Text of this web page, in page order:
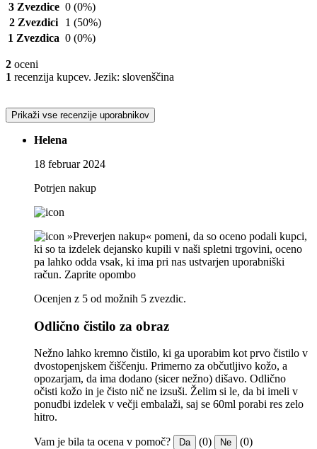
3 Zvezdice 0 (0%)
2 Zvezdici
1 (50%)
1 Zvezdica 0 (0%)
2 oceni
1 recenzija kupcev. Jezik: slovenščina
Prikaži vse recenzije uporabnikov
Helena
18 februar 2024
Potrjen nakup
»Preverjen nakup« pomeni, da so oceno podali kupci,
ki so ta izdelek dejansko kupili v naši spletni trgovini, oceno
pa lahko odda vsak, ki ima pri nas ustvarjen uporabniški
račun. Zaprite opombo
Ocenjen z 5 od možnih 5 zvezdic.
Odlično čistilo za obraz
Nežno lahko kremno čistilo, ki ga uporabim kot prvo čistilo v
dvostopenjskem čiščenju. Primerno za občutljivo kožo, a
opozarjam, da ima dodano (sicer nežno) dišavo. Odlično
očisti kožo in je čisto nič ne izsuši. Želim si le, da bi imeli v
ponudbi izdelek v večji embalaži, saj se 60ml porabi res zelo
hitro.
Vam je bila ta ocena v pomoč? Da (0) Ne (0)